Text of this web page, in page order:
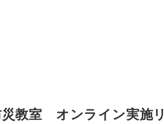
教室 オンライン実施リ